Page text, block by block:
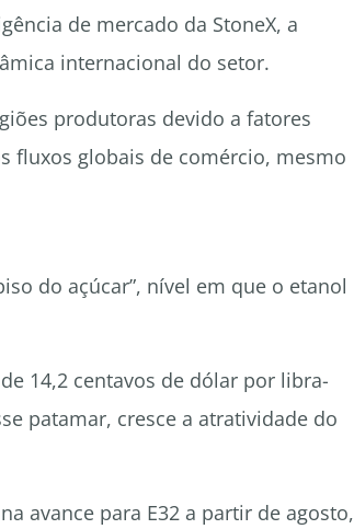
de mercado da StoneX, a
internacional do setor.
produtoras devido a fatores
fluxos globais de comércio, mesmo
do açúcar”, nível em que o etanol
14,2 centavos de dólar por libra-
patamar, cresce a atratividade do
avance para E32 a partir de agosto,